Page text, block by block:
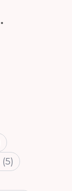
(5)